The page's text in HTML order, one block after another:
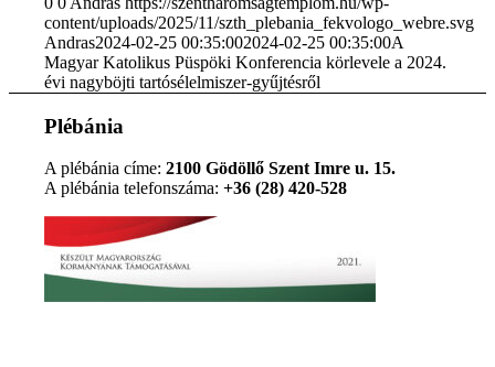
content/uploads/2025/11/szth_plebania_fekvologo_webre.svg
Andras2024-02-25 00:35:002024-02-25 00:35:00A
Magyar Katolikus Püspöki Konferencia körlevele a 2024.
évi nagyböjti tartósélelmiszer-gyűjtésről
Plébánia
A plébánia címe:2100 Gödöllő Szent Imre u. 15.
A plébánia telefonszáma:+36 (28) 420-528